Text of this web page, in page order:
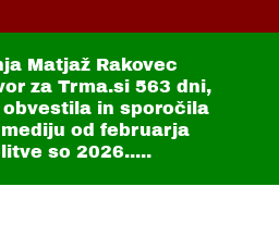
Matjaž Rakovec
za Trma.si 563 dni,
in sporočila
od februarja
so 2026.....